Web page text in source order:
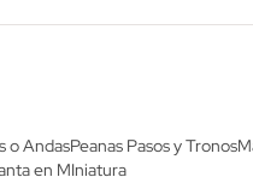
o AndasPeanas Pasos y Tronos
en MIniatura